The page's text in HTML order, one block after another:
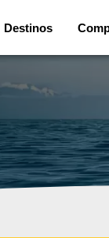
Destinos